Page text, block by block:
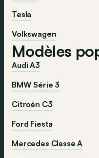
Tesla
Volkswagen
Modèles
Audi A3
BMW Série 3
Citroën C3
Ford Fiesta
Mercedes Classe A